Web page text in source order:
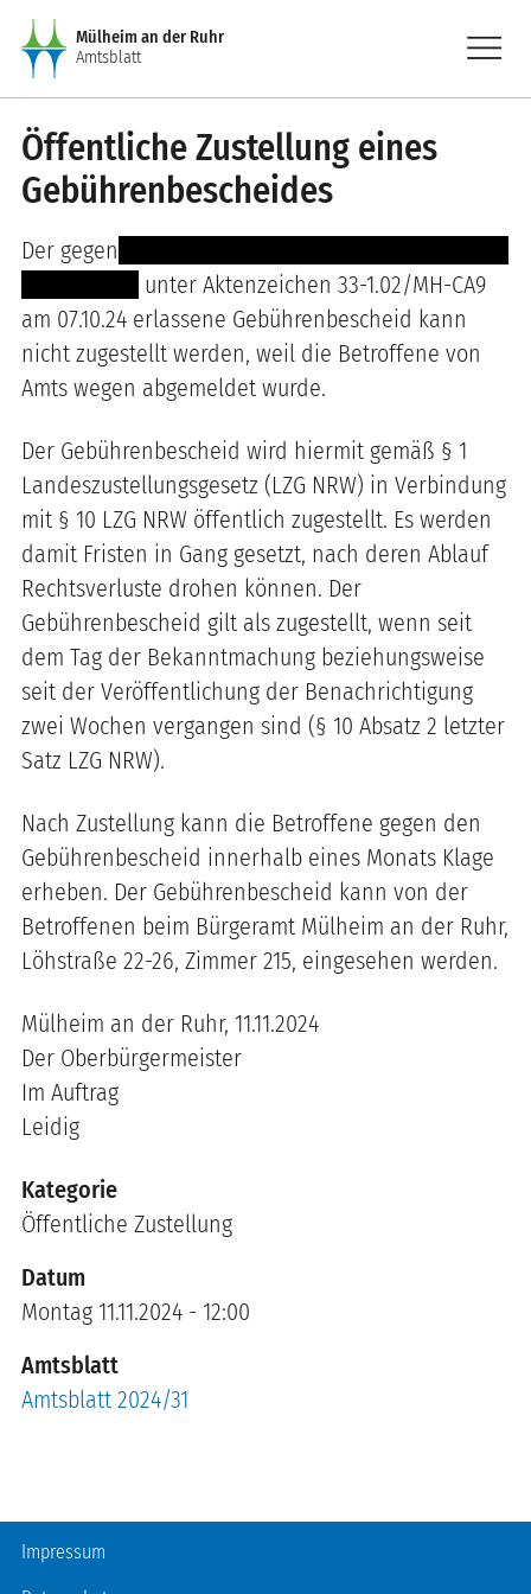
Direkt zum Inhalt
Mülheim an der Ruhr
Amtsblatt
menu
Öffentliche Zustellung eines
Gebührenbescheides
Der gegen
unter Aktenzeichen 33-1.02/MH-CA9
am 07.10.24 erlassene Gebührenbescheid kann
nicht zugestellt werden, weil die Betroffene von
Amts wegen abgemeldet wurde.
Der Gebührenbescheid wird hiermit gemäß § 1
Landeszustellungsgesetz (LZG NRW) in Verbindung
mit § 10 LZG NRW öffentlich zugestellt. Es werden
damit Fristen in Gang gesetzt, nach deren Ablauf
Rechtsverluste drohen können. Der
Gebührenbescheid gilt als zugestellt, wenn seit
dem Tag der Bekanntmachung beziehungsweise
seit der Veröffentlichung der Benachrichtigung
zwei Wochen vergangen sind (§ 10 Absatz 2 letzter
Satz LZG NRW).
Nach Zustellung kann die Betroffene gegen den
Gebührenbescheid innerhalb eines Monats Klage
erheben. Der Gebührenbescheid kann von der
Betroffenen beim Bürgeramt Mülheim an der Ruhr,
Löhstraße 22-26, Zimmer 215, eingesehen werden.
Mülheim an der Ruhr, 11.11.2024
Der Oberbürgermeister
Im Auftrag
Leidig
Kategorie
Öffentliche Zustellung
Datum
Montag 11.11.2024 - 12:00
Amtsblatt
Amtsblatt 2024/31
Fußzeile
Impressum